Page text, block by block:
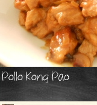
Pollo Kong Pao